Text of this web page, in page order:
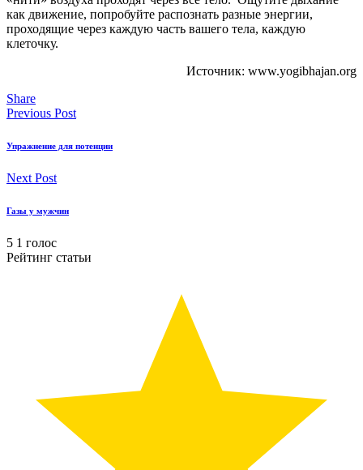
как движение, попробуйте распознать разные энергии,
проходящие через каждую часть вашего тела, каждую
клеточку.
Источник: www.yogibhajan.org
Share
Previous Post
Упражнение для потенции
Next Post
Газы у мужчин
5 1 голос
Рейтинг статьи